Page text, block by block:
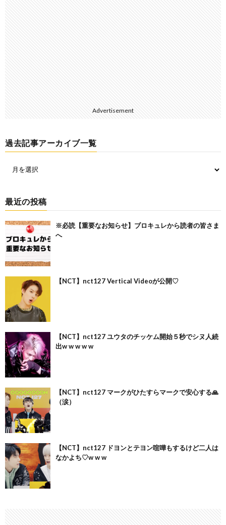
Advertisement
過去記事アーカイブ一覧
最近の投稿
※必読【重要なお知らせ】ブロキュレから読者の皆さま
へ
【NCT】nct127 Vertical Videoが公開♡
【NCT】nct127 ユウタのチッケム開始５秒でシヌ人続
出w w w w w
【NCT】nct127 マークがひたすらマークで安心する🙏
（涙）
【NCT】nct127 ドヨンとテヨン喧嘩もするけど二人は
なかよち♡w w w